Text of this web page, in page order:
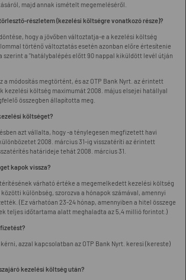
majd annak ismételt megemeléséről.
részletem (kezelési költségre vonatkozó része)?
hogy a jövőben változtatja-e a kezelési költség
történő változtatás esetén azonban előre értesítenie
szerint a "hatálybalépés előtt 90 nappal kiküldött levél útján
a módosítás megtörtént, és az OTP Bank Nyrt. az érintett
kezelési költség maximumát 2008. május elsejei hatállyal
összegben állapította meg.
költséget?
azt vállalta, hogy -a ténylegesen megfizetett havi
2008. március 31-ig visszatéríti az érintett
határideje tehát 2008. március 31.
kapok vissza?
várható értéke a megemelkedett kezelési költség
különbség, szorozva a hónapok számával, amennyi
(Ez várhatóan 23-24 hónap, amennyiben a hitel összege
teljes időtartama alatt meghaladta az 5,4 millió forintot.)
azzal kapcsolatban az OTP Bank Nyrt. keresi (kereste)
kezelési költség után?